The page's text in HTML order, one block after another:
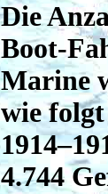
Die
Boot-
Marine
wie folgt
4.744